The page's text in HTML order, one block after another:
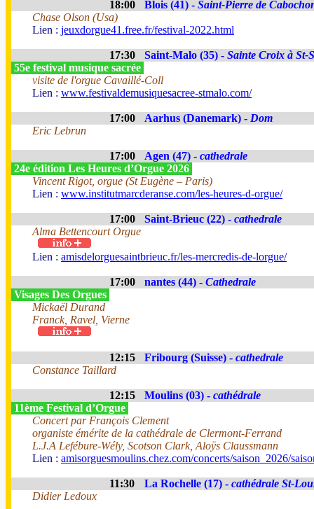
18:00 Blois (41) - Saint-Pierre de
Chase Olson (Usa)
Lien : jeuxdorgue41.free.fr/festival-2022.html
17:30 Saint-Malo (35) - Sainte Croix à St-
55e festival musique sacrée
visite de l'orgue Cavaillé-Coll
Lien : www.festivaldemusiquesacree-stmalo.com/
17:00 Aarhus (Danemark) - Dom
Eric Lebrun
17:00 Agen (47) - cathedrale
24e édition Les Heures d’Orgue 2026
Vincent Rigot, orgue (St Eugène – Paris)
Lien : www.institutmarcderanse.com/les-heures-d-orgue/
17:00 Saint-Brieuc (22) - cathedrale
Alma Bettencourt Orgue
Lien : amisdelorguesaintbrieuc.fr/les-mercredis-de-lorgue/
17:00 nantes (44) - Cathedrale
Visages Des Orgues
Mickaël Durand
Franck, Ravel, Vierne
12:15 Fribourg (Suisse) - cathedrale
Constance Taillard
12:15 Moulins (03) - cathédrale
11ème Festival d’Orgue
Concert par François Clement
organiste émérite de la cathédrale de Clermont-Ferrand
L.J.A Lefébure-Wély, Scotson Clark, Aloÿs Claussmann
Lien : amisorguesmoulins.chez.com/concerts/saison_2026/
11:30 La Rochelle (17) - cathédrale St-
Didier Ledoux